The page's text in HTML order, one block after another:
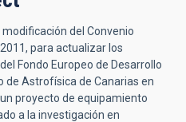
del Convenio
para actualizar los
Fondo Europeo de Desarrollo
de Astrofísica de Canarias en
proyecto de equipamiento
a la investigación en